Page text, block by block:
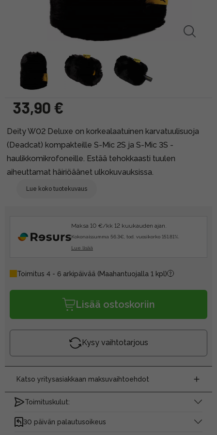
33,90 €
Deity W02 Deluxe on korkealaatuinen karvatuulisuoja
(Deadcat) kompakteille S-Mic 2S ja S-Mic 3S -
haulikkomikrofoneille. Estää tehokkaasti tuulen
aiheuttamat häiriöäänet ulkokuvauksissa.
Lue koko tuotekuvaus
Maksa 10 €/kk 12 kuukauden ajan.
Kokonaissumma 56.3€, tod. vuosikorko 151.81%.
Lue lisää
Toimitus 4 - 6 arkipäivää (Maahantuojalla 1 kpl)
Lisää ostoskoriin
Kysy vaihtotarjous
Katso yritysasiakkaan maksuvaihtoehdot
Toimituskulut:
30 päivän palautusoikeus